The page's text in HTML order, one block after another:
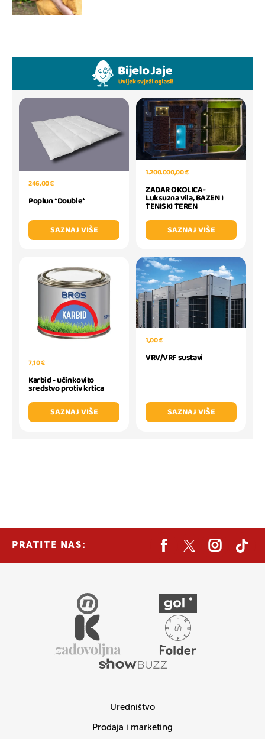
246,00 €
Poplun *Double*
SAZNAJ VIŠE
1.200.000,00 €
ZADAR OKOLICA-
Luksuzna vila, BAZEN I
TENISKI TEREN
SAZNAJ VIŠE
7,10 €
Karbid - učinkovito
sredstvo protiv krtica
SAZNAJ VIŠE
1,00 €
VRV/VRF sustavi
SAZNAJ VIŠE
PRATITE NAS:
Uredništvo
Prodaja i marketing